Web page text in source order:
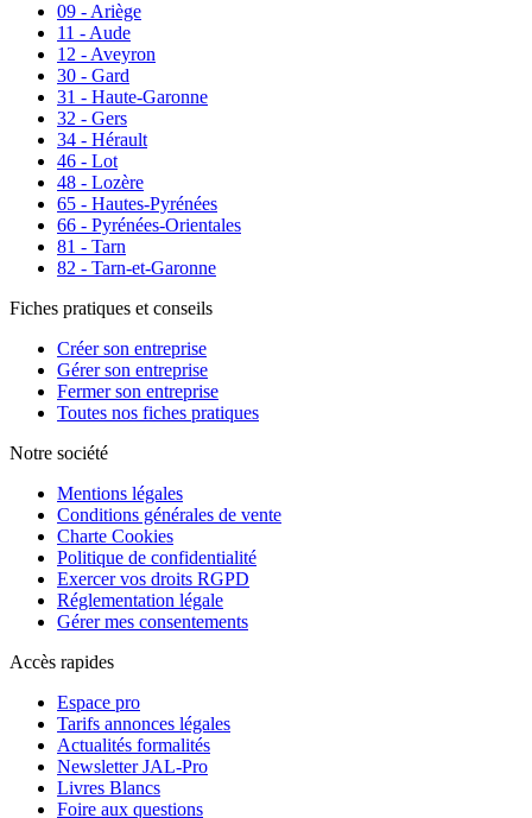
09 - Ariège
11 - Aude
12 - Aveyron
30 - Gard
31 - Haute-Garonne
32 - Gers
34 - Hérault
46 - Lot
48 - Lozère
65 - Hautes-Pyrénées
66 - Pyrénées-Orientales
81 - Tarn
82 - Tarn-et-Garonne
Fiches pratiques et conseils
Créer son entreprise
Gérer son entreprise
Fermer son entreprise
Toutes nos fiches pratiques
Notre société
Mentions légales
Conditions générales de vente
Charte Cookies
Politique de confidentialité
Exercer vos droits RGPD
Réglementation légale
Gérer mes consentements
Accès rapides
Espace pro
Tarifs annonces légales
Actualités formalités
Newsletter JAL-Pro
Livres Blancs
Foire aux questions